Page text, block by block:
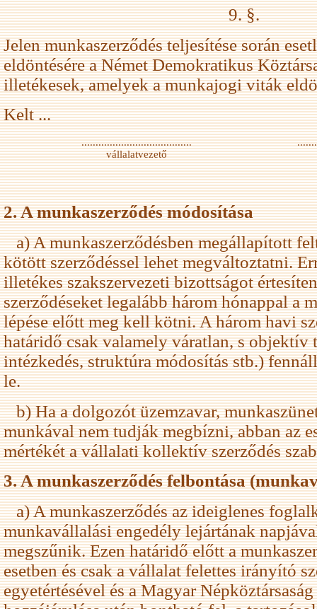
9. §.
Jelen munkaszerződés teljesítése során
eldöntésére a Német Demokratikus
illetékesek, amelyek a munkajogi viták
Kelt ...
.......................................
vállalatvezető
2. A munkaszerződés módosítása
a) A munkaszerződésben megállapított
kötött szerződéssel lehet megváltoztatni.
illetékes szakszervezeti bizottságot
szerződéseket legalább három hónappal a
lépése előtt meg kell kötni. A három havi
határidő csak valamely váratlan, s objektív
intézkedés, struktúra módosítás stb.)
le.
b) Ha a dolgozót üzemzavar,
munkával nem tudják megbízni, abban az
mértékét a vállalati kollektív szerződés
3. A munkaszerződés felbontása
a) A munkaszerződés az ideiglenes
munkavállalási engedély lejártának
megszűnik. Ezen határidő előtt a
esetben és csak a vállalat felettes irányító
egyetértésével és a Magyar